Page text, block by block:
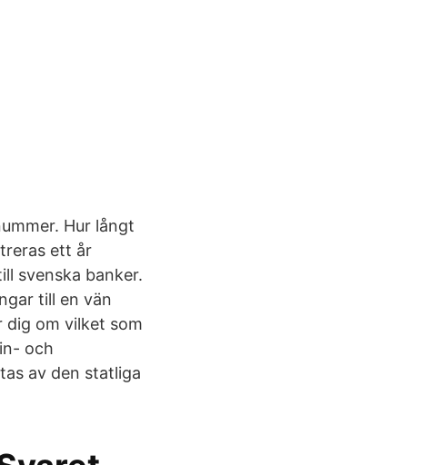
Hur långt
ett år
svenska banker.
till en vän
dig om vilket som
och
av den statliga